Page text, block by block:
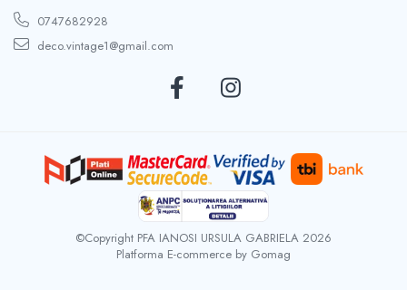
0747682928
deco.vintage1@gmail.com
©Copyright PFA IANOSI URSULA GABRIELA 2026
Platforma E-commerce by Gomag